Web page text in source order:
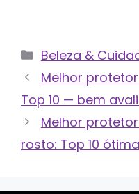
Categorias
Beleza &
Melhor
Top 10 — bem
Melhor
rosto: Top 10